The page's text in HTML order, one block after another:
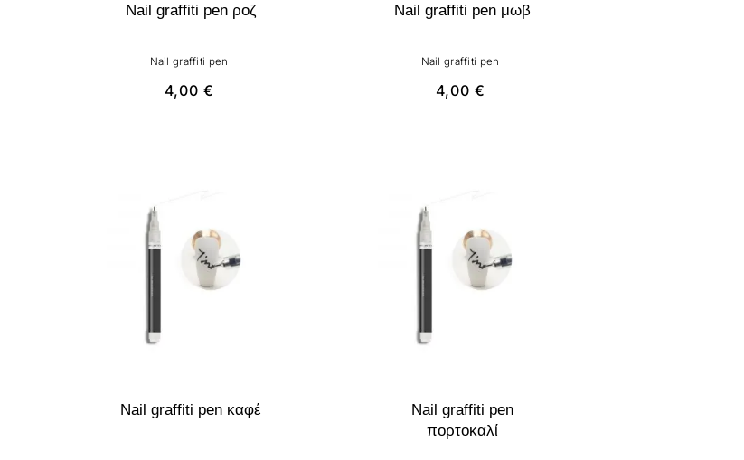
Nail graffiti pen ροζ
Nail graffiti pen
4,00 €
Nail graffiti pen μωβ
Nail graffiti pen
4,00 €
Nail graffiti pen καφέ
Nail graffiti pen
πορτοκαλί